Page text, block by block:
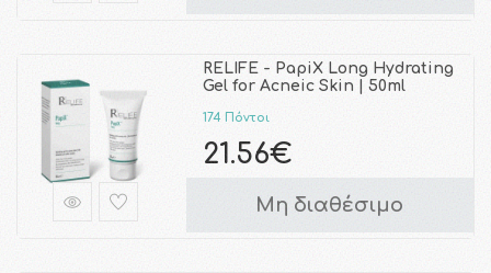
RELIFE - PapiX Long Hydrating
Gel for Acneic Skin | 50ml
174 Πόντοι
21.56€
Μη διαθέσιμο